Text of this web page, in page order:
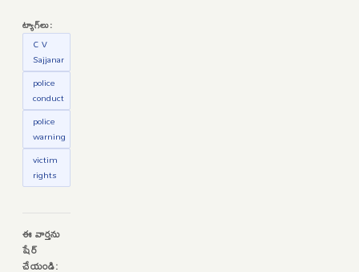
ట్యాగ్‌లు:
C V
Sajjanar
police
conduct
police
warning
victim
rights
ఈ వార్తను
షేర్
చేయండి: